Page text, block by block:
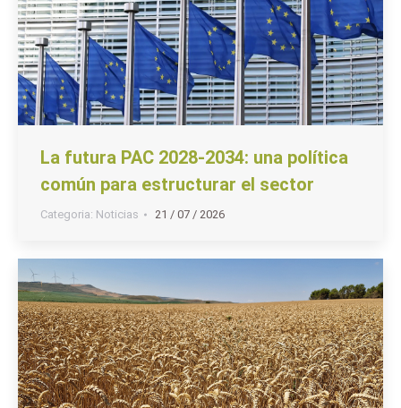
La futura PAC 2028-2034: una política
común para estructurar el sector
Categoria: Noticias 21 / 07 / 2026